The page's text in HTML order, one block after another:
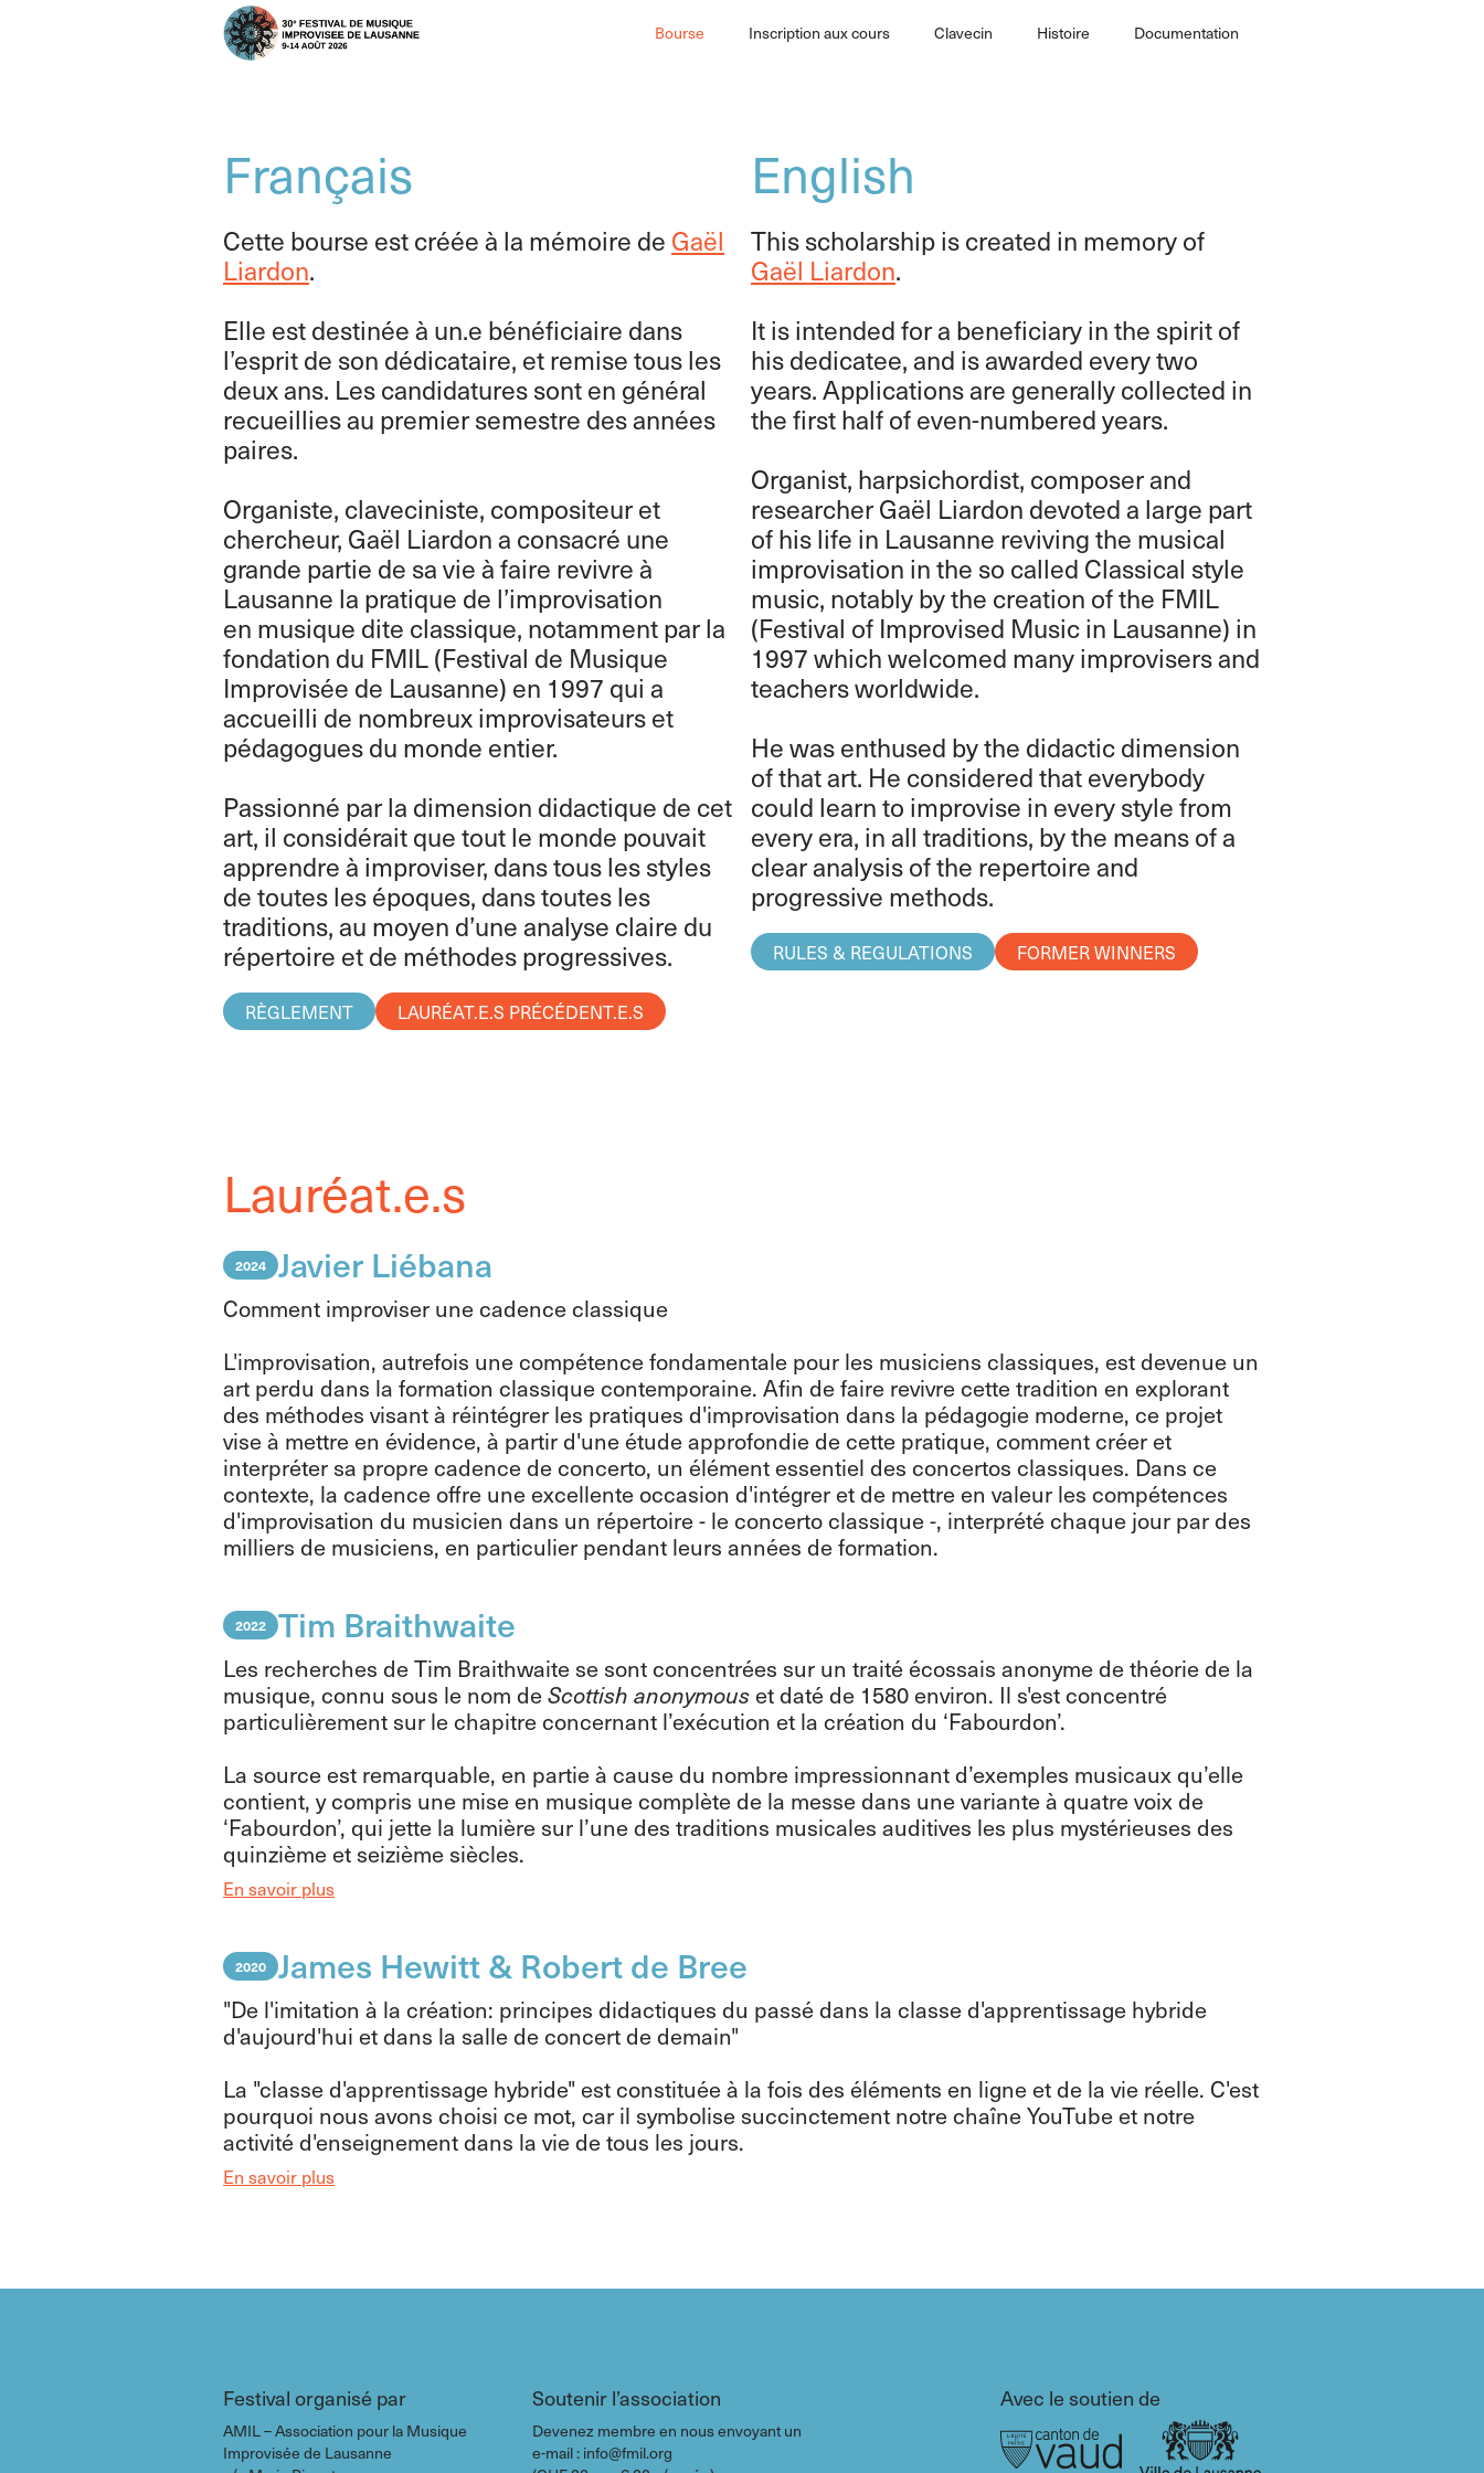
Bourse Inscription aux cours Clavecin Histoire Documentation
Français
Cette bourse est créée à la mémoire de Gaël
Liardon.
Elle est destinée à un.e bénéficiaire dans
l’esprit de son dédicataire, et remise tous les
deux ans. Les candidatures sont en général
recueillies au premier semestre des années
paires.
Organiste, claveciniste, compositeur et
chercheur, Gaël Liardon a consacré une
grande partie de sa vie à faire revivre à
Lausanne la pratique de l’improvisation
en musique dite classique, notamment par la
fondation du FMIL (Festival de Musique
Improvisée de Lausanne) en 1997 qui a
accueilli de nombreux improvisateurs et
pédagogues du monde entier.
Passionné par la dimension didactique de cet
art, il considérait que tout le monde pouvait
apprendre à improviser, dans tous les styles
de toutes les époques, dans toutes les
traditions, au moyen d’une analyse claire du
répertoire et de méthodes progressives.
RÈGLEMENT LAURÉAT.E.S PRÉCÉDENT.E.S
English
This scholarship is created in memory of
Gaël Liardon.
It is intended for a beneficiary in the spirit of
his dedicatee, and is awarded every two
years. Applications are generally collected in
the first half of even-numbered years.
Organist, harpsichordist, composer and
researcher Gaël Liardon devoted a large part
of his life in Lausanne reviving the musical
improvisation in the so called Classical style
music, notably by the creation of the FMIL
(Festival of Improvised Music in Lausanne) in
1997 which welcomed many improvisers and
teachers worldwide.
He was enthused by the didactic dimension
of that art. He considered that everybody
could learn to improvise in every style from
every era, in all traditions, by the means of a
clear analysis of the repertoire and
progressive methods.
RULES & REGULATIONS FORMER WINNERS
Lauréat.e.s
2024 Javier Liébana
Comment improviser une cadence classique
L'improvisation, autrefois une compétence fondamentale pour les musiciens classiques, est devenue un
art perdu dans la formation classique contemporaine. Afin de faire revivre cette tradition en explorant
des méthodes visant à réintégrer les pratiques d'improvisation dans la pédagogie moderne, ce projet
vise à mettre en évidence, à partir d'une étude approfondie de cette pratique, comment créer et
interpréter sa propre cadence de concerto, un élément essentiel des concertos classiques. Dans ce
contexte, la cadence offre une excellente occasion d'intégrer et de mettre en valeur les compétences
d'improvisation du musicien dans un répertoire - le concerto classique -, interprété chaque jour par des
milliers de musiciens, en particulier pendant leurs années de formation.
2022 Tim Braithwaite
Les recherches de Tim Braithwaite se sont concentrées sur un traité écossais anonyme de théorie de la
musique, connu sous le nom deScottish anonymouset daté de 1580 environ. Il s'est concentré
particulièrement sur le chapitre concernant l’exécution et la création du ‘Fabourdon’.
La source est remarquable, en partie à cause du nombre impressionnant d’exemples musicaux qu’elle
contient, y compris une mise en musique complète de la messe dans une variante à quatre voix de
‘Fabourdon’, qui jette la lumière sur l’une des traditions musicales auditives les plus mystérieuses des
quinzième et seizième siècles.
En savoir plus
2020 James Hewitt & Robert de Bree
"De l'imitation à la création: principes didactiques du passé dans la classe d'apprentissage hybride
d'aujourd'hui et dans la salle de concert de demain"
La "classe d'apprentissage hybride" est constituée à la fois des éléments en ligne et de la vie réelle. C'est
pourquoi nous avons choisi ce mot, car il symbolise succinctement notre chaîne YouTube et notre
activité d'enseignement dans la vie de tous les jours.
En savoir plus
Festival organisé par
AMIL – Association pour la Musique
Improvisée de Lausanne
Soutenir l’association
Devenez membre en nous envoyant un
e-mail : info@fmil.org
Avec le soutien de